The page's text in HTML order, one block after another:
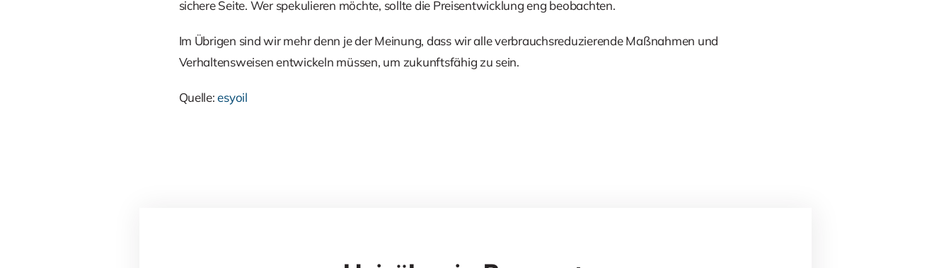
sichere Seite. Wer spekulieren möchte, sollte die Preisentwicklung eng beobachten.
Im Übrigen sind wir mehr denn je der Meinung, dass wir alle verbrauchsreduzierende Maßnahmen und
Verhaltensweisen entwickeln müssen, um zukunftsfähig zu sein.
Quelle:esyoil